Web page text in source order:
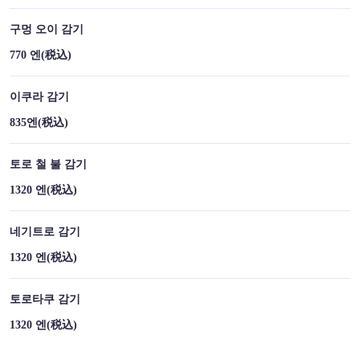
구멍 오이 감기
770 엔(税込)
이쿠라 감기
835엔(税込)
토로 철 불 감기
1320 엔(税込)
네기트로 감기
1320 엔(税込)
토로타쿠 감기
1320 엔(税込)